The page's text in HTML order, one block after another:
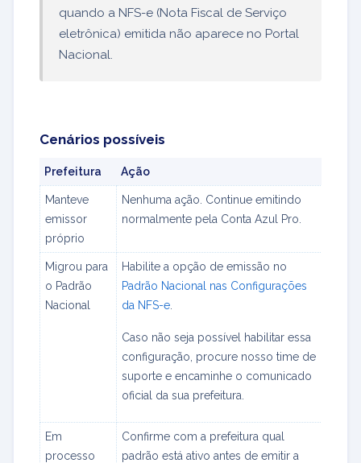
quando a NFS-e (Nota Fiscal de Serviço
eletrônica) emitida não aparece no Portal
Nacional.
Cenários possíveis
Prefeitura Ação
Manteve
emissor
próprio
Nenhuma ação. Continue emitindo
normalmente pela Conta Azul Pro.
Migrou para
o Padrão
Nacional
Habilite a opção de emissão no
Padrão Nacional nas Configurações
da NFS-e.
Caso não seja possível habilitar essa
configuração, procure nosso time de
suporte e encaminhe o comunicado
oficial da sua prefeitura.
Em
processo
Confirme com a prefeitura qual
padrão está ativo antes de emitir a